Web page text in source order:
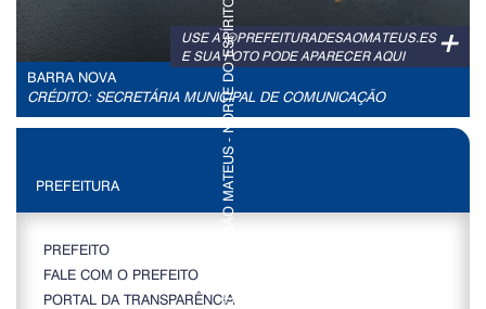
+
USE A @PREFEITURADESAOMATEUS.ES
E SUA FOTO PODE APARECER AQUI
BARRA NOVA
CRÉDITO: SECRETÁRIA MUNICIPAL DE COMUNICAÇÃO
PREFEITURA
PREFEITO
FALE COM O PREFEITO
PORTAL DA TRANSPARÊNCIA